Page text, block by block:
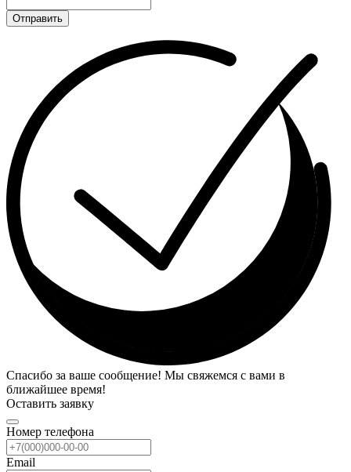
Отправить
Спасибо за ваше сообщение! Мы свяжемся с вами в
ближайшее время!
Оставить заявку
Номер телефона
Email